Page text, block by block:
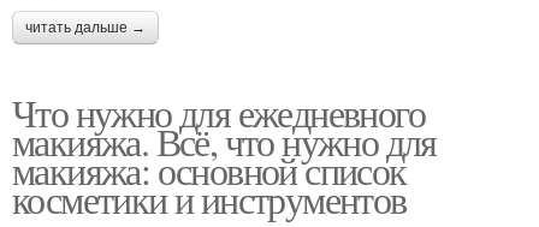
читать дальше →
Что нужно для ежедневного
макияжа. Всё, что нужно для
макияжа: основной список
косметики и инструментов